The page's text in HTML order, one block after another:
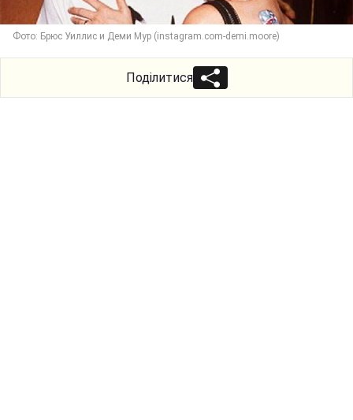
Фото: Брюс Уиллис и Деми Мур (instagram.com-demi.moore)
Поділитися